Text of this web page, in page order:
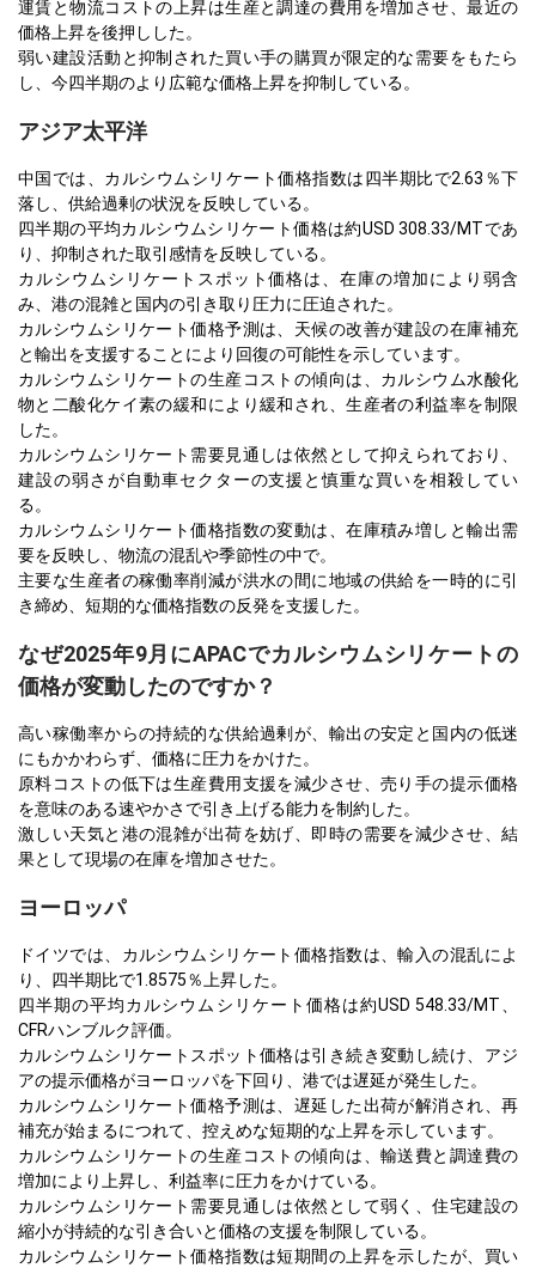
運賃と物流コストの上昇は生産と調達の費用を増加させ、最近の
価格上昇を後押しした。
弱い建設活動と抑制された買い手の購買が限定的な需要をもたら
し、今四半期のより広範な価格上昇を抑制している。
アジア太平洋
中国では、カルシウムシリケート価格指数は四半期比で2.63％下
落し、供給過剰の状況を反映している。
四半期の平均カルシウムシリケート価格は約USD 308.33/MTであ
り、抑制された取引感情を反映している。
カルシウムシリケートスポット価格は、在庫の増加により弱含
み、港の混雑と国内の引き取り圧力に圧迫された。
カルシウムシリケート価格予測は、天候の改善が建設の在庫補充
と輸出を支援することにより回復の可能性を示しています。
カルシウムシリケートの生産コストの傾向は、カルシウム水酸化
物と二酸化ケイ素の緩和により緩和され、生産者の利益率を制限
した。
カルシウムシリケート需要見通しは依然として抑えられており、
建設の弱さが自動車セクターの支援と慎重な買いを相殺してい
る。
カルシウムシリケート価格指数の変動は、在庫積み増しと輸出需
要を反映し、物流の混乱や季節性の中で。
主要な生産者の稼働率削減が洪水の間に地域の供給を一時的に引
き締め、短期的な価格指数の反発を支援した。
なぜ2025年9月にAPACでカルシウムシリケートの
価格が変動したのですか？
高い稼働率からの持続的な供給過剰が、輸出の安定と国内の低迷
にもかかわらず、価格に圧力をかけた。
原料コストの低下は生産費用支援を減少させ、売り手の提示価格
を意味のある速やかさで引き上げる能力を制約した。
激しい天気と港の混雑が出荷を妨げ、即時の需要を減少させ、結
果として現場の在庫を増加させた。
ヨーロッパ
ドイツでは、カルシウムシリケート価格指数は、輸入の混乱によ
り、四半期比で1.8575％上昇した。
四半期の平均カルシウムシリケート価格は約USD 548.33/MT、
CFRハンブルク評価。
カルシウムシリケートスポット価格は引き続き変動し続け、アジ
アの提示価格がヨーロッパを下回り、港では遅延が発生した。
カルシウムシリケート価格予測は、遅延した出荷が解消され、再
補充が始まるにつれて、控えめな短期的な上昇を示しています。
カルシウムシリケートの生産コストの傾向は、輸送費と調達費の
増加により上昇し、利益率に圧力をかけている。
カルシウムシリケート需要見通しは依然として弱く、住宅建設の
縮小が持続的な引き合いと価格の支援を制限している。
カルシウムシリケート価格指数は短期間の上昇を示したが、買い